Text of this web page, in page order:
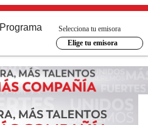
Programa
Selecciona tu emisora
Elige tu emisora